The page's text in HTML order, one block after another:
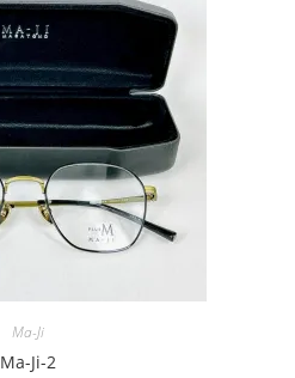
Ma-Ji
Ma-Ji-2